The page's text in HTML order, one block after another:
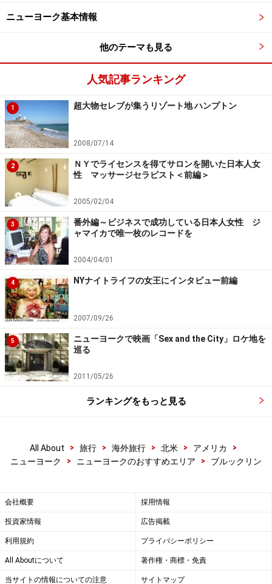
住所： 120 Havemeyer Street
TEL： 718-384-2181
アクセス： Metropolitan Avenue駅から徒歩5分
営業時間： 12:30～20:30（火～日） 月休
ウィリアムズバーグのレストラン1 エッグ
ビスケットとグリッツはアメリカ人の定番
ブランチスポットとして不動の人気を誇るレストラン。
その名の通り、卵を使ったメニューが自慢です。チェダ
ーチーズのオムレツや、ホームメードのビスケットは、
ふんわりとした卵の甘さを楽しめるメニューです。週末
は大変混み合うため、ゆったりと人間ウォッチングも楽
しめる平日の朝食がおススメです。
■Egg
TEL： 718-302-5151
アクセス： Bedford Avenue駅から徒歩4分
金）、9:00～22:00（土・日）
ニューヨーク基本情報
他のテーマも見る
人気記事ランキング
1 超大物セレブが集うリゾート地 ハンプトン
2008/07/14
2
ＮＹでライセンスを得てサロンを開いた日本人女
性 マッサージセラピスト＜前編＞
2005/02/04
3
番外編～ビジネスで成功している日本人女性 ジ
ャマイカで唯一枚のレコードを
2004/04/01
4 NYナイトライフの女王にインタビュー前編
2007/09/26
5
ニューヨークで映画「Sex and the City」ロケ地を
巡る
2011/05/26
ランキングをもっと見る
All About > 旅行 > 海外旅行 > 北米 > アメリカ
>
ニューヨーク
> ニューヨークのおすすめエリア > ブルックリン
会社概要 採用情報
投資家情報 広告掲載
利用規約 プライバシーポリシー
All Aboutについて 著作権・商標・免責
当サイトの情報についての注意 サイトマップ